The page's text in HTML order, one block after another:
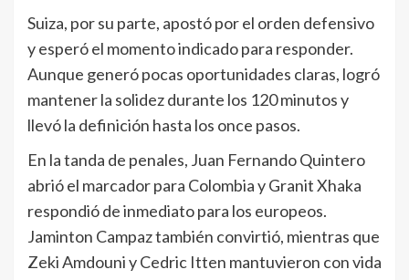
Suiza, por su parte, apostó por el orden defensivo
y esperó el momento indicado para responder.
Aunque generó pocas oportunidades claras, logró
mantener la solidez durante los 120 minutos y
llevó la definición hasta los once pasos.
En la tanda de penales, Juan Fernando Quintero
abrió el marcador para Colombia y Granit Xhaka
respondió de inmediato para los europeos.
Jaminton Campaz también convirtió, mientras que
Zeki Amdouni y Cedric Itten mantuvieron con vida